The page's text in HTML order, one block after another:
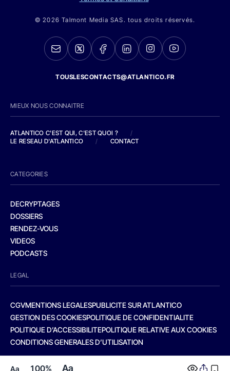
Aa 100% Aa
© 2026 Talmont Media SAS. tous droits réservés.
TOUSLESCONTACTS@ATLANTICO.FR
MIEUX NOUS CONNAITRE
ATLANTICO C'EST QUI, C'EST QUOI ?
/
LE RESEAU D'ATLANTICO
/ CONTACT
CATEGORIES
DECRYPTAGES
DOSSIERS
RENDEZ-VOUS
VIDEOS
PODCASTS
LEGAL
CGVMENTIONS LEGALESPUBLICITE SUR ATLANTICO
GESTION DES COOKIESPOLITIQUE DE CONFIDENTIALITE
POLITIQUE D’ACCESSIBILITEPOLITIQUE RELATIVE AUX COOKIES
CONDITIONS GENERALES D’UTILISATION